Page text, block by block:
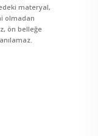
materyal,
olmadan
ön belleğe